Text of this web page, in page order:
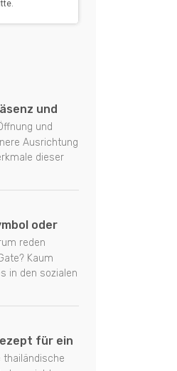
und
und
Ausrichtung
dieser
oder
reden
Kaum
in den sozialen
für ein
thailändische